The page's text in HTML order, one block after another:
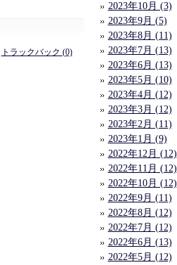
トラックバック (0)
2023年10月 (3)
2023年9月 (5)
2023年8月 (11)
2023年7月 (13)
2023年6月 (13)
2023年5月 (10)
2023年4月 (12)
2023年3月 (12)
2023年2月 (11)
2023年1月 (9)
2022年12月 (12)
2022年11月 (12)
2022年10月 (12)
2022年9月 (11)
2022年8月 (12)
2022年7月 (12)
2022年6月 (13)
2022年5月 (12)